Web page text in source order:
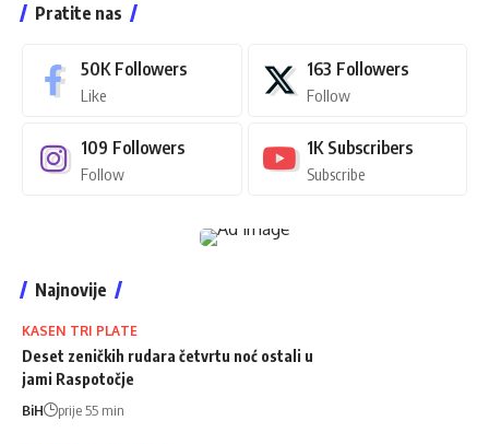
Pratite nas
50K Followers
Like
163 Followers
Follow
109 Followers
Follow
1K Subscribers
Subscribe
Najnovije
KASEN TRI PLATE
Deset zeničkih rudara četvrtu noć ostali u
jami Raspotočje
BiH prije 55 min